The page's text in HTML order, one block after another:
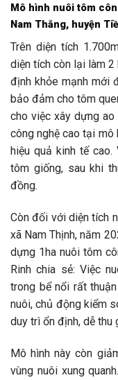
Mô hình nuôi tôm
Nam Thắng, huyện
Trên diện tích
diện tích còn lại làm
định khỏe mạnh mới
bảo đảm cho tôm
cho việc xây dựng
công nghệ cao tại mô
hiệu quả kinh tế
tôm giống, sau khi
đồng.
Còn đối với diện tích
xã Nam Thịnh, năm
dựng 1ha nuôi tôm
Rinh chia sẻ: Việc
trong bể nổi rất
nuôi, chủ động kiểm
duy trì ổn định, dễ thu
Mô hình này còn
vùng nuôi xung